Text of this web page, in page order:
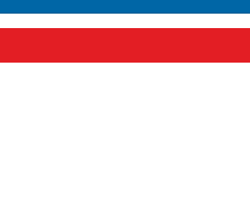
HEAVEN TOUR